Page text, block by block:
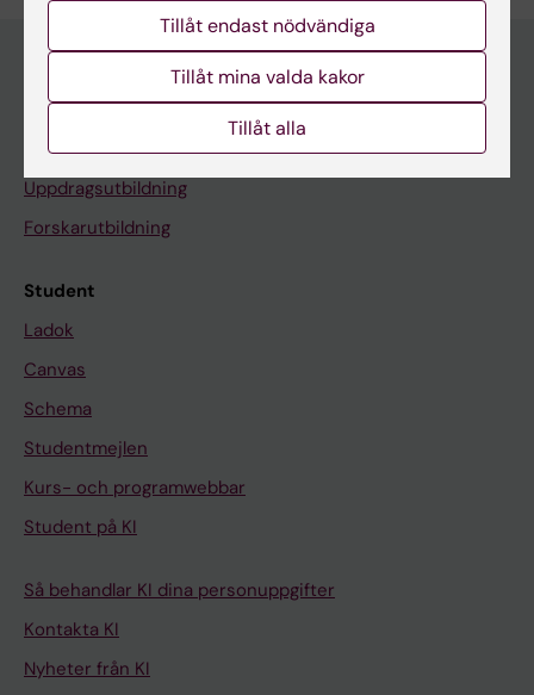
Utbildningsmöjligheter på KI
Program och fristående kurser
Uppdragsutbildning
Forskarutbildning
Student
Ladok
Canvas
Schema
Studentmejlen
Kurs- och programwebbar
Student på KI
Så behandlar KI dina personuppgifter
Kontakta KI
Nyheter från KI
Tillåt endast nödvändiga
Tillåt mina valda kakor
Tillåt alla